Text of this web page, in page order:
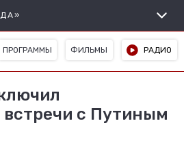
ПРОГРАММЫ ФИЛЬМЫ РАДИО
с Путиным